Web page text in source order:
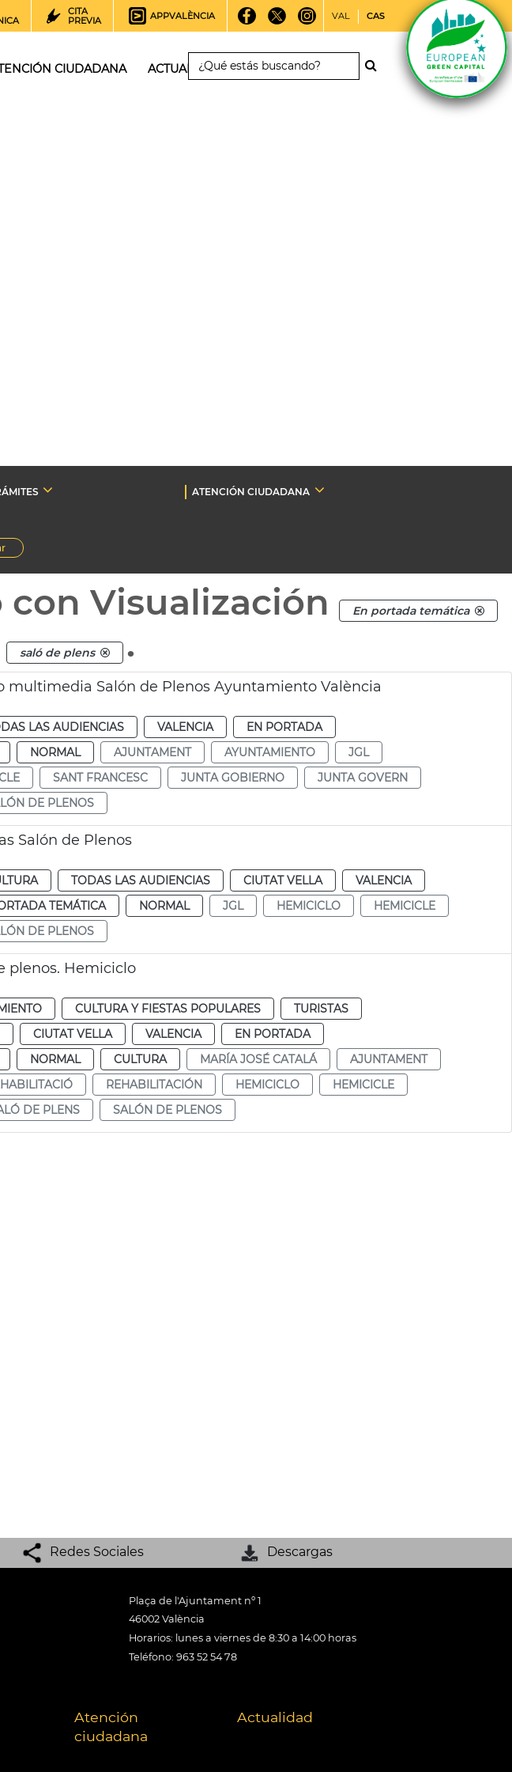
CITA
PREVIA
APPVALÈNCIA VAL CAS
CIUDADANA ACTUALIDAD
ATENCIÓN CIUDADANA
Visualización En portada temática
saló de plens .
multimedia Salón de Plenos Ayuntamiento València
LAS AUDIENCIAS VALENCIA
EN PORTADA
NORMAL AJUNTAMENT AYUNTAMIENTO
JGL
SANT FRANCESC JUNTA GOBIERNO
JUNTA GOVERN
DE PLENOS
Salón de Plenos
TODAS LAS AUDIENCIAS CIUTAT VELLA
VALENCIA
TEMÁTICA NORMAL JGL HEMICICLO
HEMICICLE
DE PLENOS
plenos. Hemiciclo
CULTURA Y FIESTAS POPULARES
TURISTAS
CIUTAT VELLA VALENCIA
EN PORTADA
NORMAL CULTURA MARÍA JOSÉ CATALÁ
AJUNTAMENT
REHABILITACIÓN HEMICICLO
HEMICICLE
DE PLENS SALÓN DE PLENOS
Redes Sociales Descargas
Plaça de l'Ajuntament nº 1
46002 València
Horarios: lunes a viernes de 8:30 a 14:00 horas
Teléfono: 963 52 54 78
Atención
ciudadana
Actualidad